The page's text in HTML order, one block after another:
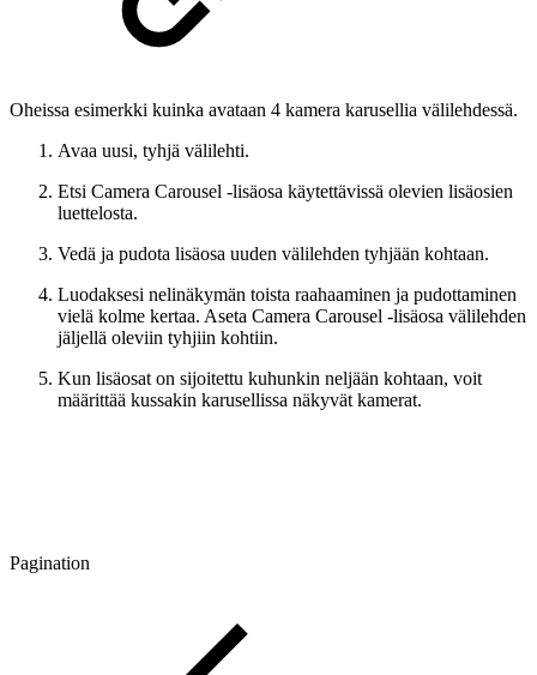
Oheissa esimerkki kuinka avataan 4 kamera karusellia välilehdessä.
Avaa uusi, tyhjä välilehti.
Etsi Camera Carousel -lisäosa käytettävissä olevien lisäosien
luettelosta.
Vedä ja pudota lisäosa uuden välilehden tyhjään kohtaan.
Luodaksesi nelinäkymän toista raahaaminen ja pudottaminen
vielä kolme kertaa. Aseta Camera Carousel -lisäosa välilehden
jäljellä oleviin tyhjiin kohtiin.
Kun lisäosat on sijoitettu kuhunkin neljään kohtaan, voit
määrittää kussakin karusellissa näkyvät kamerat.
Pagination